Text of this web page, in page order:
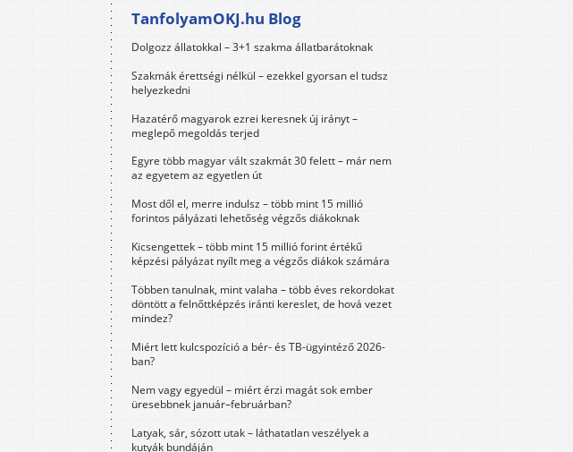
TanfolyamOKJ.hu Blog
Dolgozz állatokkal – 3+1 szakma állatbarátoknak
Szakmák érettségi nélkül – ezekkel gyorsan el tudsz
helyezkedni
Hazatérő magyarok ezrei keresnek új irányt –
meglepő megoldás terjed
Egyre több magyar vált szakmát 30 felett – már nem
az egyetem az egyetlen út
Most dől el, merre indulsz – több mint 15 millió
forintos pályázati lehetőség végzős diákoknak
Kicsengettek – több mint 15 millió forint értékű
képzési pályázat nyílt meg a végzős diákok számára
Többen tanulnak, mint valaha – több éves rekordokat
döntött a felnőttképzés iránti kereslet, de hová vezet
mindez?
Miért lett kulcspozíció a bér- és TB-ügyintéző 2026-
ban?
Nem vagy egyedül – miért érzi magát sok ember
üresebbnek január–februárban?
Latyak, sár, sózott utak – láthatatlan veszélyek a
kutyák bundáján